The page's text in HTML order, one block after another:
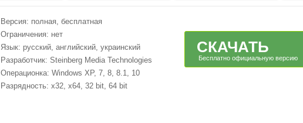
Версия: полная, бесплатная
Ограничения: нет
Язык: русский, английский, украинский
Разработчик: Steinberg Media Technologies
Операционка: Windows XP, 7, 8, 8.1, 10
Разрядность: x32, x64, 32 bit, 64 bit
СКАЧАТЬ
Бесплатно официальную версию